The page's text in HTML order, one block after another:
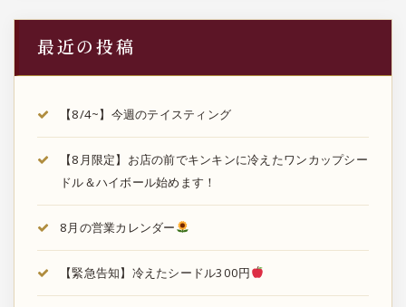
最近の投稿
【8/4~】今週のテイスティング
【8月限定】お店の前でキンキンに冷えたワンカップシー
ドル＆ハイボール始めます！
8月の営業カレンダー
【緊急告知】冷えたシードル300円